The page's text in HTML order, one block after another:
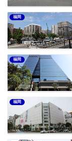
福岡
福岡
福岡